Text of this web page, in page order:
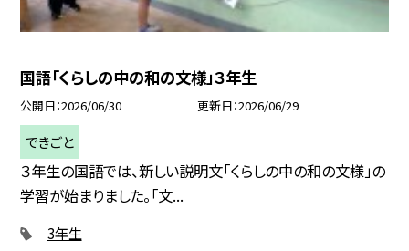
国語「くらしの中の和の文様」３年生
公開日 2026/06/30 更新日 2026/06/29
できごと
３年生の国語では、新しい説明文「くらしの中の和の文様」の
学習が始まりました。「文...
3年生